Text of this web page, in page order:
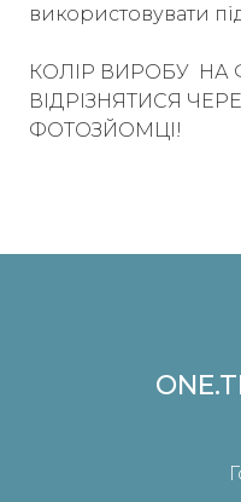
використовувати
КОЛІР ВИРОБУ
ВІДРІЗНЯТИСЯ
ФОТОЗЙОМЦІ!